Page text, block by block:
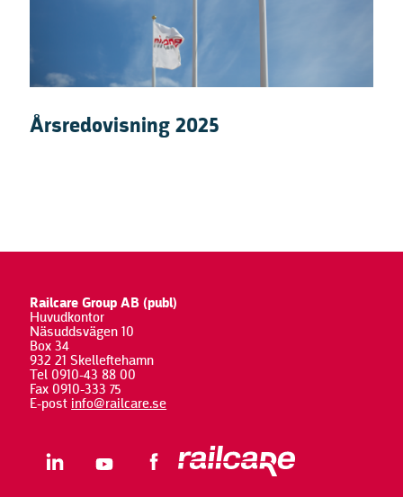
Årsredovisning 2025
Railcare Group AB (publ)
Huvudkontor
Näsuddsvägen 10
Box 34
932 21 Skelleftehamn
Tel 0910-43 88 00
Fax 0910-333 75
E-post info@railcare.se